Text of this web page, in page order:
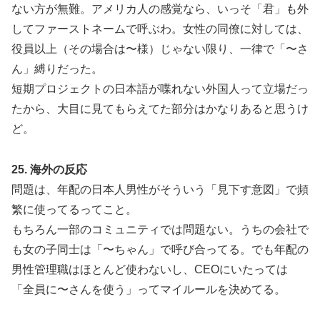
ない方が無難。アメリカ人の感覚なら、いっそ「君」も外
してファーストネームで呼ぶわ。女性の同僚に対しては、
役員以上（その場合は〜様）じゃない限り、一律で「〜さ
ん」縛りだった。
短期プロジェクトの日本語が喋れない外国人って立場だっ
たから、大目に見てもらえてた部分はかなりあると思うけ
ど。
25. 海外の反応
問題は、年配の日本人男性がそういう「見下す意図」で頻
繁に使ってるってこと。
もちろん一部のコミュニティでは問題ない。うちの会社で
も女の子同士は「〜ちゃん」で呼び合ってる。でも年配の
男性管理職はほとんど使わないし、CEOにいたっては
「全員に〜さんを使う」ってマイルールを決めてる。